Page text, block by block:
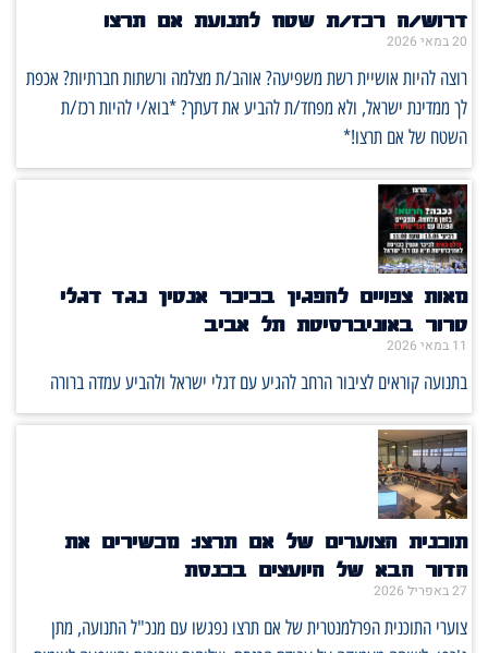
דרוש/ה רכז/ת שטח לתנועת אם תרצו
20 במאי 2026
רוצה להיות אושיית רשת משפיעה? אוהב/ת מצלמה ורשתות חברתיות? אכפת
לך ממדינת ישראל, ולא מפחד/ת להביע את דעתך? *בוא/י להיות רכז/ת
השטח של אם תרצו!*
מאות צפויים להפגין בכיכר אנטין נגד דגלי
טרור באוניברסיטת תל אביב
11 במאי 2026
בתנועה קוראים לציבור הרחב להגיע עם דגלי ישראל ולהביע עמדה ברורה
תוכנית הצוערים של אם תרצו: מכשירים את
הדור הבא של היועצים בכנסת
27 באפריל 2026
צוערי התוכנית הפרלמנטרית של אם תרצו נפגשו עם מנכ"ל התנועה, מתן